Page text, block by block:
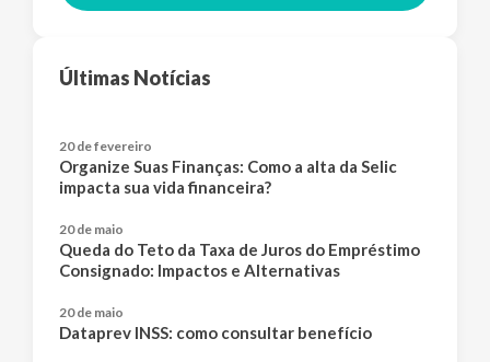
Últimas Notícias
20 de fevereiro
Organize Suas Finanças: Como a alta da Selic
impacta sua vida financeira?
20 de maio
Queda do Teto da Taxa de Juros do Empréstimo
Consignado: Impactos e Alternativas
20 de maio
Dataprev INSS: como consultar benefício